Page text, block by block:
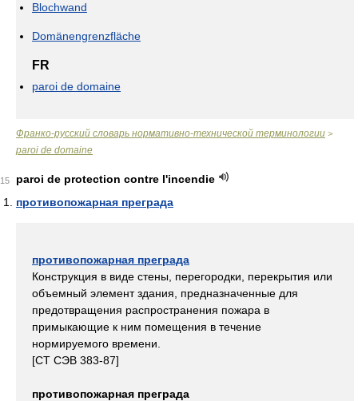
Blochwand
Domänengrenzfläche
FR
paroi de domaine
Франко-русский словарь нормативно-технической терминологии >
paroi de domaine
15
paroi de protection contre l'incendie
противопожарная преграда
противопожарная преграда
Конструкция в виде стены, перегородки, перекрытия или
объемный элемент здания, предназначенные для
предотвращения распространения пожара в
примыкающие к ним помещения в течение
нормируемого времени.
[СТ СЭВ 383-87]
противопожарная преграда